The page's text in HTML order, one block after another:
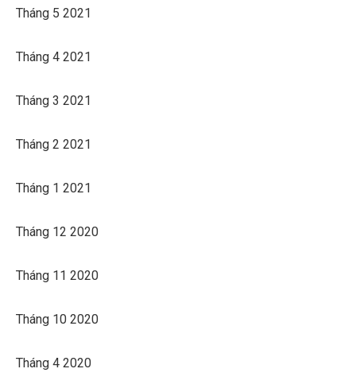
Tháng 5 2021
Tháng 4 2021
Tháng 3 2021
Tháng 2 2021
Tháng 1 2021
Tháng 12 2020
Tháng 11 2020
Tháng 10 2020
Tháng 4 2020